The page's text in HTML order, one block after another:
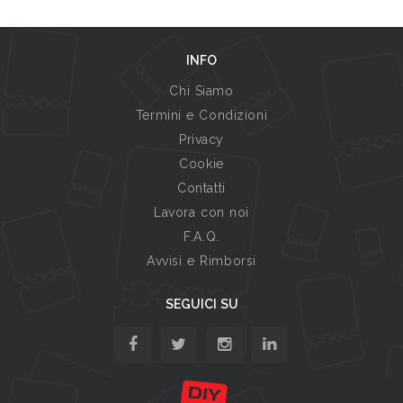
INFO
Chi Siamo
Termini e Condizioni
Privacy
Cookie
Contatti
Lavora con noi
F.A.Q.
Avvisi e Rimborsi
SEGUICI SU